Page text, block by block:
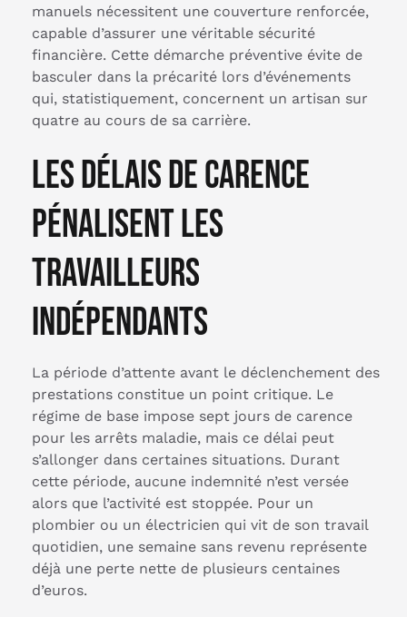
manuels nécessitent une couverture renforcée,
capable d’assurer une véritable sécurité
financière. Cette démarche préventive évite de
basculer dans la précarité lors d’événements
qui, statistiquement, concernent un artisan sur
quatre au cours de sa carrière.
Les délais de carence
pénalisent les
travailleurs
indépendants
La période d’attente avant le déclenchement des
prestations constitue un point critique. Le
régime de base impose sept jours de carence
pour les arrêts maladie, mais ce délai peut
s’allonger dans certaines situations. Durant
cette période, aucune indemnité n’est versée
alors que l’activité est stoppée. Pour un
plombier ou un électricien qui vit de son travail
quotidien, une semaine sans revenu représente
déjà une perte nette de plusieurs centaines
d’euros.